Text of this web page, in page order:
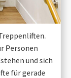
Personen
und sich
für gerade